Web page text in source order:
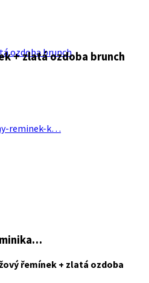
+ zlatá ozdoba brunch
reminek-k…
řemínek + zlatá ozdoba